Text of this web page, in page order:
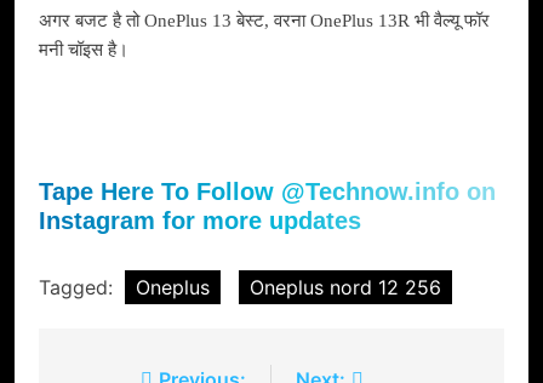
अगर बजट है तो OnePlus 13 बेस्ट, वरना OnePlus 13R भी वैल्यू फॉर
मनी चॉइस है।
Tape Here To Follow @Technow.info on
Instagram for more updates
Tagged: Oneplus Oneplus nord 12 256